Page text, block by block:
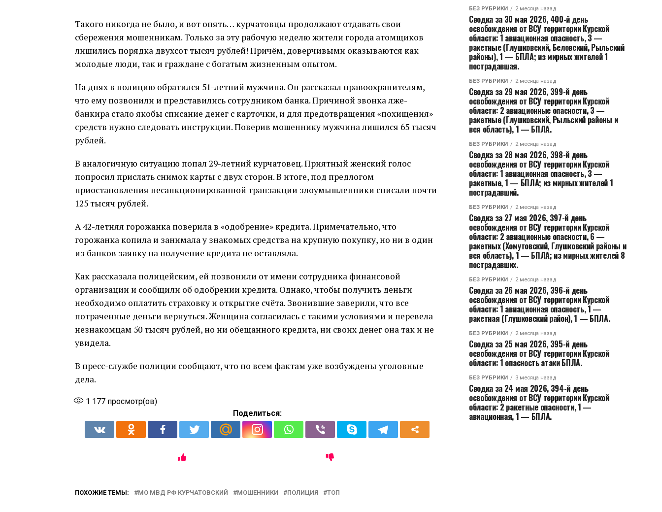
Такого никогда не было, и вот опять… курчатовцы продолжают отдавать свои
сбережения мошенникам. Только за эту рабочую неделю жители города атомщиков
лишились порядка двухсот тысяч рублей! Причём, доверчивыми оказываются как
молодые люди, так и граждане с богатым жизненным опытом.
На днях в полицию обратился 51-летний мужчина. Он рассказал правоохранителям,
что ему позвонили и представились сотрудником банка. Причиной звонка лже-
банкира стало якобы списание денег с карточки, и для предотвращения «похищения»
средств нужно следовать инструкции. Поверив мошеннику мужчина лишился 65 тысяч
рублей.
В аналогичную ситуацию попал 29-летний курчатовец. Приятный женский голос
попросил прислать снимок карты с двух сторон. В итоге, под предлогом
приостановления несанкционированной транзакции злоумышленники списали почти
125 тысяч рублей.
А 42-летняя горожанка поверила в «одобрение» кредита. Примечательно, что
горожанка копила и занимала у знакомых средства на крупную покупку, но ни в один
из банков заявку на получение кредита не оставляла.
Как рассказала полицейским, ей позвонили от имени сотрудника финансовой
организации и сообщили об одобрении кредита. Однако, чтобы получить деньги
необходимо оплатить страховку и открытие счёта. Звонившие заверили, что все
потраченные деньги вернуться. Женщина согласилась с такими условиями и перевела
незнакомцам 50 тысяч рублей, но ни обещанного кредита, ни своих денег она так и не
увидела.
В пресс-службе полиции сообщают, что по всем фактам уже возбуждены уголовные
дела.
1 177 просмотр(ов)
Поделиться:
ПОХОЖИЕ ТЕМЫ: МО МВД РФ КУРЧАТОВСКИЙ МОШЕННИКИ ПОЛИЦИЯ ТОП
БЕЗ РУБРИКИ 2 месяца назад
Сводка за 30 мая 2026, 400-й день
освобождения от ВСУ территории Курской
области: 1 авиационная опасность, 3 —
ракетные (Глушковский, Беловский, Рыльский
районы), 1 — БПЛА; из мирных жителей 1
пострадавшая.
БЕЗ РУБРИКИ 2 месяца назад
Сводка за 29 мая 2026, 399-й день
освобождения от ВСУ территории Курской
области: 2 авиационные опасности, 3 —
ракетные (Глушковский, Рыльский районы и
вся область), 1 — БПЛА.
БЕЗ РУБРИКИ 2 месяца назад
Сводка за 28 мая 2026, 398-й день
освобождения от ВСУ территории Курской
области: 1 авиационная опасность, 3 —
ракетные, 1 — БПЛА; из мирных жителей 1
пострадавший.
БЕЗ РУБРИКИ 2 месяца назад
Сводка за 27 мая 2026, 397-й день
освобождения от ВСУ территории Курской
области: 2 авиационные опасности, 6 —
ракетных (Хомутовский, Глушковский районы и
вся область), 1 — БПЛА; из мирных жителей 8
пострадавших.
БЕЗ РУБРИКИ 2 месяца назад
Сводка за 26 мая 2026, 396-й день
освобождения от ВСУ территории Курской
области: 1 авиационная опасность, 1 —
ракетная (Глушковский район), 1 — БПЛА.
БЕЗ РУБРИКИ 2 месяца назад
Сводка за 25 мая 2026, 395-й день
освобождения от ВСУ территории Курской
области: 1 опасность атаки БПЛА.
БЕЗ РУБРИКИ 3 месяца назад
Сводка за 24 мая 2026, 394-й день
освобождения от ВСУ территории Курской
области: 2 ракетные опасности, 1 —
авиационная, 1 — БПЛА.